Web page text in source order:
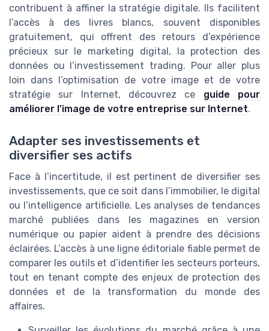
contribuent à affiner la stratégie digitale. Ils facilitent
l’accès à des livres blancs, souvent disponibles
gratuitement, qui offrent des retours d’expérience
précieux sur le marketing digital, la protection des
données ou l’investissement trading. Pour aller plus
loin dans l’optimisation de votre image et de votre
stratégie sur Internet, découvrez ce guide pour
améliorer l’image de votre entreprise sur Internet.
Adapter ses investissements et
diversifier ses actifs
Face à l’incertitude, il est pertinent de diversifier ses
investissements, que ce soit dans l’immobilier, le digital
ou l’intelligence artificielle. Les analyses de tendances
marché publiées dans les magazines en version
numérique ou papier aident à prendre des décisions
éclairées. L’accès à une ligne éditoriale fiable permet de
comparer les outils et d’identifier les secteurs porteurs,
tout en tenant compte des enjeux de protection des
données et de la transformation du monde des
affaires.